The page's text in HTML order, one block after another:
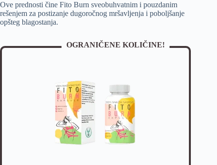
Ove prednosti čine Fito Burn sveobuhvatnim i pouzdanim
rešenjem za postizanje dugoročnog mršavljenja i poboljšanje
opšteg blagostanja.
OGRANIČENE KOLIČINE!